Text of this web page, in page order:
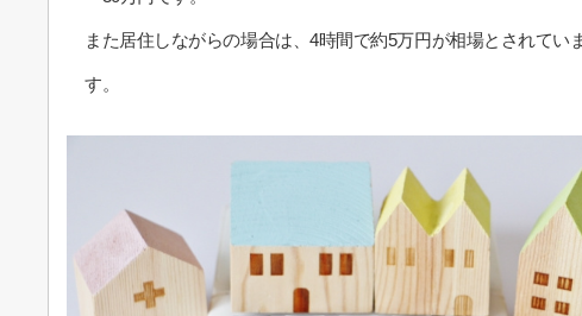
また居住しながらの場合は、4時間で約5万円が相場とされてい
す。